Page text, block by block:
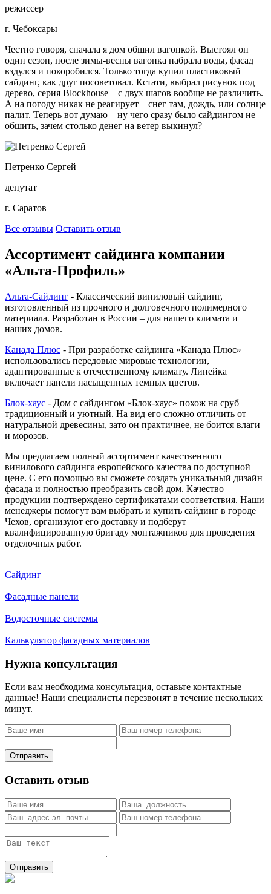
режиссер
г. Чебоксары
Честно говоря, сначала я дом обшил вагонкой. Выстоял он
один сезон, после зимы-весны вагонка набрала воды, фасад
вздулся и покоробился. Только тогда купил пластиковый
сайдинг, как друг посоветовал. Кстати, выбрал рисунок под
дерево, серия Blockhouse – с двух шагов вообще не различить.
А на погоду никак не реагирует – снег там, дождь, или солнце
палит. Теперь вот думаю – ну чего сразу было сайдингом не
обшить, зачем столько денег на ветер выкинул?
Петренко Сергей
депутат
г. Саратов
Все отзывы Оставить отзыв
Ассортимент сайдинга компании
«Альта-Профиль»
Альта-Сайдинг - Классический виниловый сайдинг,
изготовленный из прочного и долговечного полимерного
материала. Разработан в России – для нашего климата и
наших домов.
Канада Плюс - При разработке сайдинга «Канада Плюс»
использовались передовые мировые технологии,
адаптированные к отечественному климату. Линейка
включает панели насыщенных темных цветов.
Блок-хаус - Дом с сайдингом «Блок-хаус» похож на сруб –
традиционный и уютный. На вид его сложно отличить от
натуральной древесины, зато он практичнее, не боится влаги
и морозов.
Мы предлагаем полный ассортимент качественного
винилового сайдинга европейского качества по доступной
цене. С его помощью вы сможете создать уникальный дизайн
фасада и полностью преобразить свой дом. Качество
продукции подтверждено сертификатами соответствия. Наши
менеджеры помогут вам выбрать и купить сайдинг в городе
Чехов, организуют его доставку и подберут
квалифицированную бригаду монтажников для проведения
отделочных работ.
Сайдинг
Фасадные панели
Водосточные системы
Калькулятор фасадных материалов
Нужна консультация
Если вам необходима консультация, оставьте контактные
данные! Наши специалисты перезвонят в течение нескольких
минут.
Отправить
Оставить отзыв
Отправить